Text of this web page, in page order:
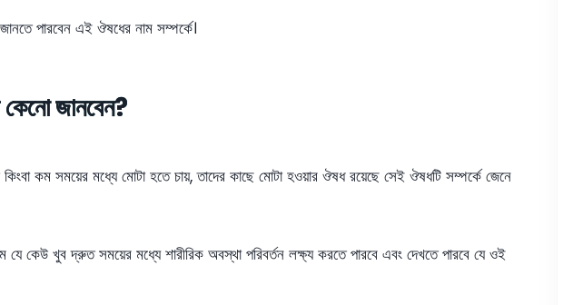
পারবেন এই ঔষধের নাম সম্পর্কে।
জানবেন?
কিংবা কম সময়ের মধ্যে মোটা হতে চায়, তাদের কাছে মোটা হওয়ার ঔষধ রয়েছে সেই ঔষধটি সম্পর্কে জেনে
যে কেউ খুব দ্রুত সময়ের মধ্যে শারীরিক অবস্থা পরিবর্তন লক্ষ্য করতে পারবে এবং দেখতে পারবে যে ওই